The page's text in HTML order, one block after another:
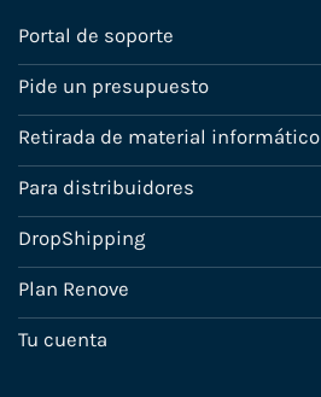
Portal de soporte
Pide un presupuesto
Retirada de material informático
Para distribuidores
DropShipping
Plan Renove
Tu cuenta